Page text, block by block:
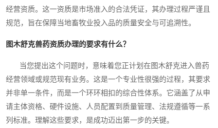
经营资质。这一资质是市场准入的合法凭证，其办理过程严谨且
规范，旨在保障当地畜牧业投入品的质量安全与可追溯性。
图木舒克兽药资质办理的要求有什么？
当您提出这个问题时，意味着您正计划在图木舒克进入兽药
经营领域或规范现有业务。这是一个专业性很强的过程，其要求
并非单一条件，而是一个环环相扣的综合性体系。它涵盖了从申
请主体资格、硬件设施、人员配置到质量管理、法规遵循等一系
列标准。理解这些要求，是成功迈出第一步的关键。